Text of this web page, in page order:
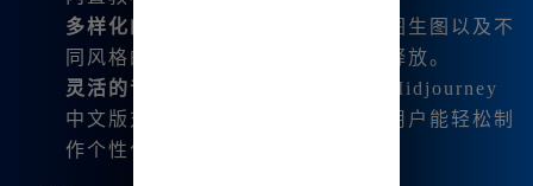
多样化的艺术创作
：支持文生图、图生图以及不
同风格的创作让用户的想象力得以释放。
灵活的音乐生成
：不仅限于绘画，Midjourney
中文版对音乐生成也进行了支持，用户能轻松制
作个性化的音乐作品。